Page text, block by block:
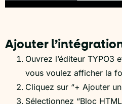
Ajouter
Ouvrez l’éditeur TYPO3
vous voulez afficher la
Cliquez sur “+ Ajouter
Sélectionnez “Bloc